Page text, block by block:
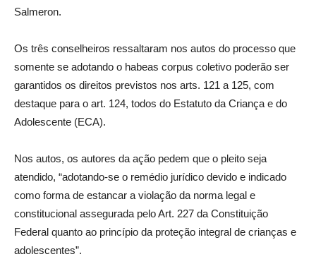
Salmeron.
Os três conselheiros ressaltaram nos autos do processo que
somente se adotando o habeas corpus coletivo poderão ser
garantidos os direitos previstos nos arts. 121 a 125, com
destaque para o art. 124, todos do Estatuto da Criança e do
Adolescente (ECA).
Nos autos, os autores da ação pedem que o pleito seja
atendido, “adotando-se o remédio jurídico devido e indicado
como forma de estancar a violação da norma legal e
constitucional assegurada pelo Art. 227 da Constituição
Federal quanto ao princípio da proteção integral de crianças e
adolescentes”.